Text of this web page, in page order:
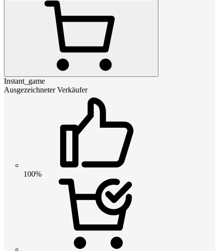
Instant_game
Ausgezeichneter Verkäufer
100%